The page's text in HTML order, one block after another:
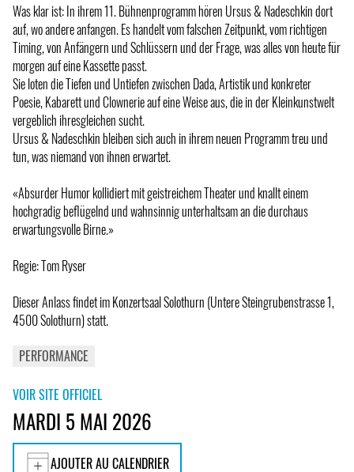
Was klar ist: In ihrem 11. Bühnenprogramm hören Ursus & Nadeschkin dort
auf, wo andere anfangen. Es handelt vom falschen Zeitpunkt, vom richtigen
Timing, von Anfängern und Schlüssern und der Frage, was alles von heute für
morgen auf eine Kassette passt.
Sie loten die Tiefen und Untiefen zwischen Dada, Artistik und konkreter
Poesie, Kabarett und Clownerie auf eine Weise aus, die in der Kleinkunstwelt
vergeblich ihresgleichen sucht.
Ursus & Nadeschkin bleiben sich auch in ihrem neuen Programm treu und
tun, was niemand von ihnen erwartet.
«Absurder Humor kollidiert mit geistreichem Theater und knallt einem
hochgradig beflügelnd und wahnsinnig unterhaltsam an die durchaus
erwartungsvolle Birne.»
Regie: Tom Ryser
Dieser Anlass findet im Konzertsaal Solothurn (Untere Steingrubenstrasse 1,
4500 Solothurn) statt.
PERFORMANCE
VOIR SITE OFFICIEL
MARDI 5 MAI 2026
AJOUTER AU CALENDRIER